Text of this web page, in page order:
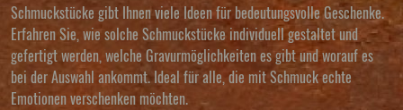
Schmuckstücke gibt Ihnen viele Ideen für bedeutungsvolle Geschenke.
Erfahren Sie, wie solche Schmuckstücke individuell gestaltet und
gefertigt werden, welche Gravurmöglichkeiten es gibt und worauf es
bei der Auswahl ankommt. Ideal für alle, die mit Schmuck echte
Emotionen verschenken möchten.